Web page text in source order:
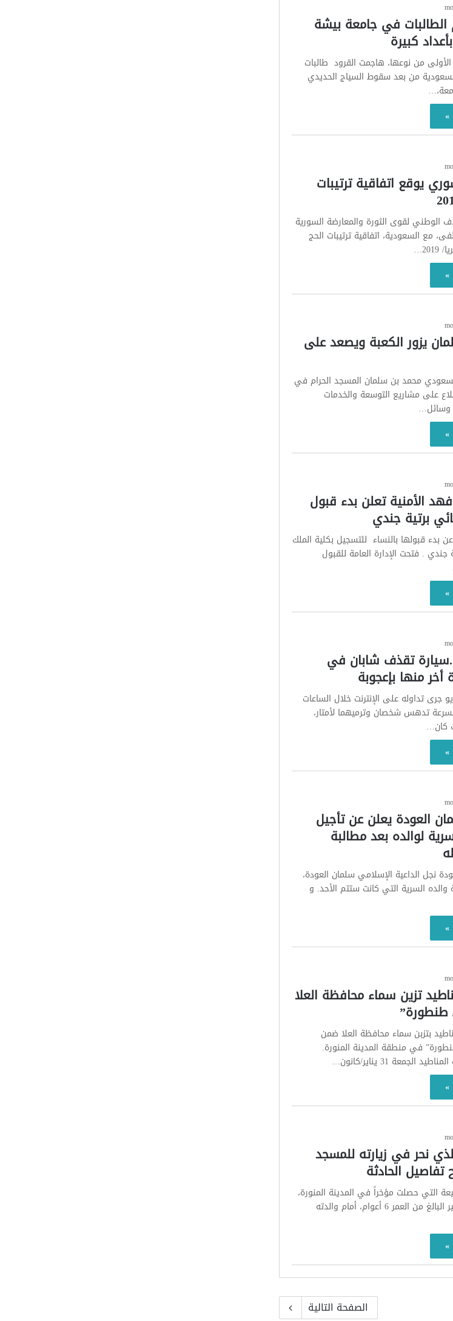
في جامعة بيشة
كبيرة
من نوعها، هاجمت القرود طالبات
من بعد سقوط السياج الحديدي
»
يوقع اتفاقية ترتيبات
الوطني لقوى الثورة والمعارضة السورية
مع السعودية، اتفاقية ترتيبات الحج
»
يزور الكعبة ويصعد على
محمد بن سلمان المسجد الحرام في
على مشاريع التوسعة والخدمات
وسائل…
»
الأمنية تعلن بدء قبول
برتية جندي
بدء قبولها بالنساء للتسجيل بكلية الملك
جندي . فتحت الإدارة العامة للقبول
»
تقذف شابان في
أخر منها بإعجوبة
تداوله على الإنترنت خلال الساعات
تدهس شخصان وترميهما لأمتار،
كان…
»
العودة يعلن عن تأجيل
لوالده بعد مطالبة
نجل الداعية الإسلامي سلمان العودة،
السرية التي كانت ستتم الأحد. و
»
تزين سماء محافظة العلا
بتزبن سماء محافظة العلا ضمن
في منطقة المدينة المنورة.
الجمعة 31 يناير/كانون…
»
نحر في زيارته للمسجد
تفاصيل الحادثة
التي حصلت مؤخراً في المدينة المنورة،
بنحر الطفل الصغير البالغ من العمر 6 أعوام، أمام والدته
»
الصفحة التالية